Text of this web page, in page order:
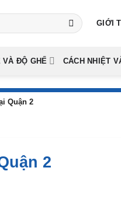
GIỚI
VÀ ĐỘ GHẾ CÁCH NHIỆT
Quận 2
2